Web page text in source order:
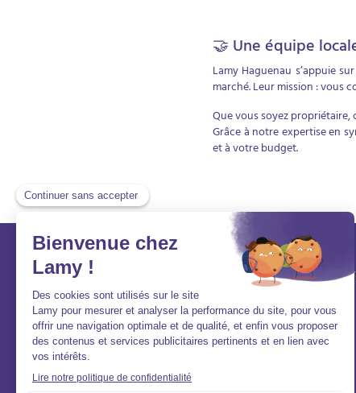
🤝 Une équipe
Lamy Haguenau s’appuie
marché. Leur mission : vous
Que vous soyez
Grâce à notre expertise en
et à votre budget.
Lamy et vous
Aide et contact
FAQ
Qui sommes-nous ?
Aller
Acheter
Louer